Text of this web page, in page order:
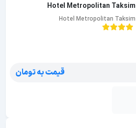
Hotel Metropolitan Taksim
Hotel Metropolitan Taksim
قیمت به تومان